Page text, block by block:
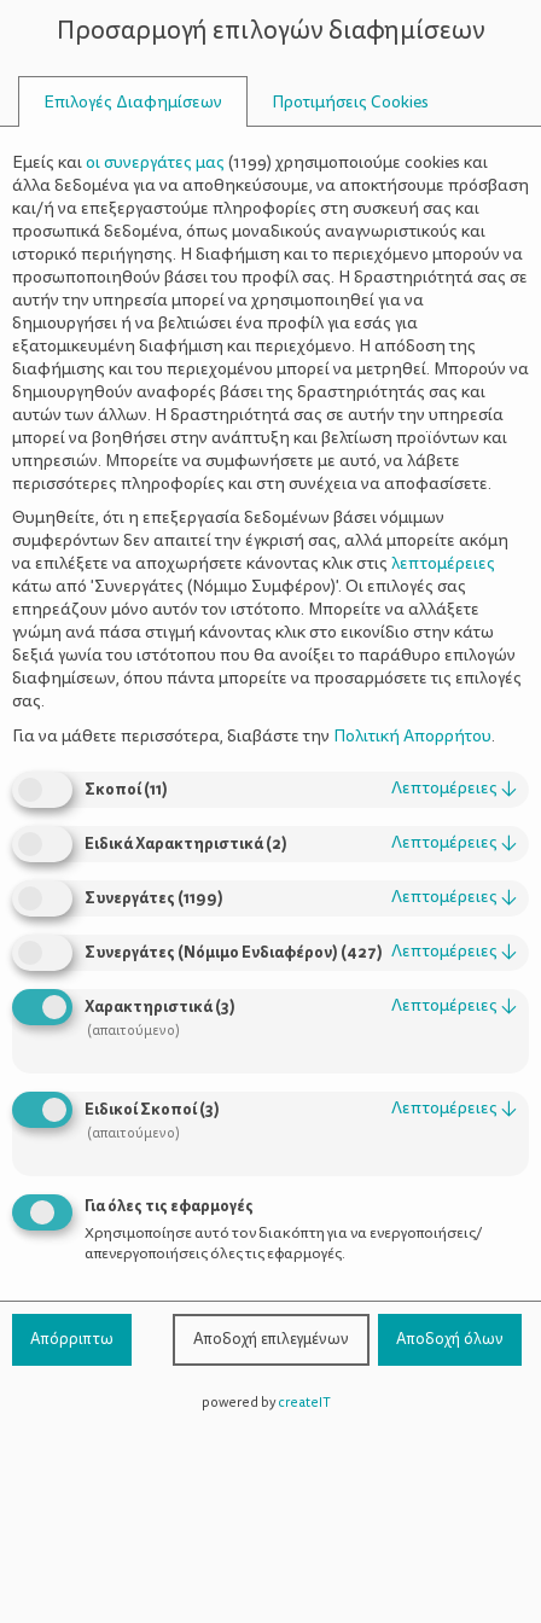
ΣΥΜΒΟΥΛΟΙ
ΑΣΦΑΛΕΊΣ
Κυκλοφοριακή αγωγή - Έξυπνα κόλπα
για ακίνδυνους περιπάτους
Χρήσιμοι Σύνδεσμοι
Προϊόντα
Επικοινωνία
800-1199-800(από σταθερό,
χωρίς χρέωση)
Προσαρμογή επιλογών διαφημίσεων
Επιλογές Διαφημίσεων Προτιμήσεις Cookies
Εμείς καιοι συνεργάτες μας (1199) χρησιμοποιούμε cookies και
άλλα δεδομένα για να αποθηκεύσουμε, να αποκτήσουμε πρόσβαση
και/ή να επεξεργαστούμε πληροφορίες στη συσκευή σας και
προσωπικά δεδομένα, όπως μοναδικούς αναγνωριστικούς και
ιστορικό περιήγησης. Η διαφήμιση και το περιεχόμενο μπορούν να
προσωποποιηθούν βάσει του προφίλ σας. Η δραστηριότητά σας σε
αυτήν την υπηρεσία μπορεί να χρησιμοποιηθεί για να
δημιουργήσει ή να βελτιώσει ένα προφίλ για εσάς για
εξατομικευμένη διαφήμιση και περιεχόμενο. Η απόδοση της
διαφήμισης και του περιεχομένου μπορεί να μετρηθεί. Μπορούν να
δημιουργηθούν αναφορές βάσει της δραστηριότητάς σας και
αυτών των άλλων. Η δραστηριότητά σας σε αυτήν την υπηρεσία
μπορεί να βοηθήσει στην ανάπτυξη και βελτίωση προϊόντων και
υπηρεσιών. Μπορείτε να συμφωνήσετε με αυτό, να λάβετε
περισσότερες πληροφορίες και στη συνέχεια να αποφασίσετε.
Θυμηθείτε, ότι η επεξεργασία δεδομένων βάσει νόμιμων
συμφερόντων δεν απαιτεί την έγκρισή σας, αλλά μπορείτε ακόμη
να επιλέξετε να αποχωρήσετε κάνοντας κλικ στις λεπτομέρειες
κάτω από 'Συνεργάτες (Νόμιμο Συμφέρον)'. Οι επιλογές σας
επηρεάζουν μόνο αυτόν τον ιστότοπο. Μπορείτε να αλλάξετε
γνώμη ανά πάσα στιγμή κάνοντας κλικ στο εικονίδιο στην κάτω
δεξιά γωνία του ιστότοπου που θα ανοίξει το παράθυρο επιλογών
διαφημίσεων, όπου πάντα μπορείτε να προσαρμόσετε τις επιλογές
σας.
Για να μάθετε περισσότερα, διαβάστε την Πολιτική Απορρήτου.
Σκοποί(11) Λεπτομέρειες ↓
Ειδικά Χαρακτηριστικά(2) Λεπτομέρειες ↓
Συνεργάτες (1199) Λεπτομέρειες ↓
Συνεργάτες (Νόμιμο Ενδιαφέρον) (427) Λεπτομέρειες ↓
Χαρακτηριστικά(3)
(απαιτούμενο)
Λεπτομέρειες ↓
Ειδικοί Σκοποί(3)
(απαιτούμενο)
Λεπτομέρειες ↓
Για όλες τις εφαρμογές
Χρησιμοποίησε αυτό τον διακόπτη για να ενεργοποιήσεις/
απενεργοποιήσεις όλες τις εφαρμογές.
Απόρριπτω Αποδοχή επιλεγμένων Αποδοχή όλων
powered bycreateIT